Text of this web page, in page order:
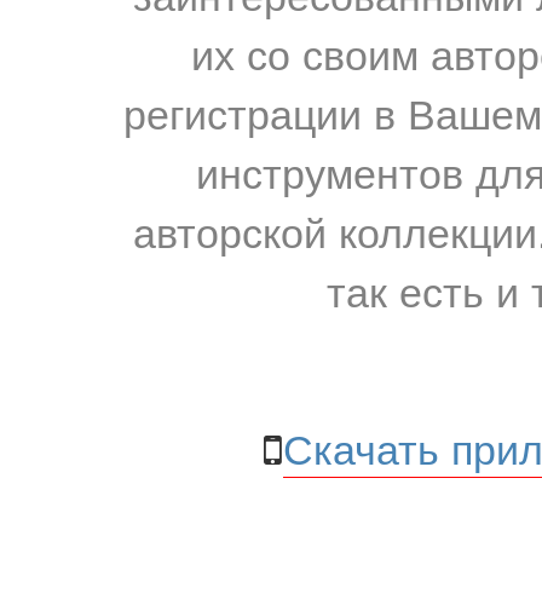
их со своим
регистрации в
инструментов
авторской
так есть и
Скачать